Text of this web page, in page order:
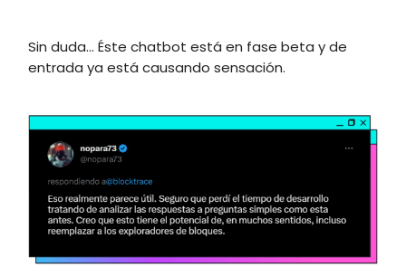
Sin duda... Éste chatbot está en fase beta y de
entrada ya está causando sensación.